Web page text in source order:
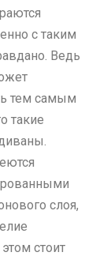
с таким
Ведь
тем самым
такие
слоя,
стоит